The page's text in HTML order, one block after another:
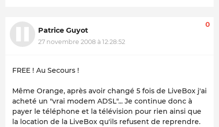
Patrice Guyot
27 novembre 2008 à 12:28:52
0
FREE ! Au Secours !
Même Orange, après avoir changé 5 fois de LiveBox j'ai
acheté un "vrai modem ADSL"... Je continue donc à
payer le téléphone et la télévision pour rien ainsi que
la location de la LiveBox qu'ils refusent de reprendre.